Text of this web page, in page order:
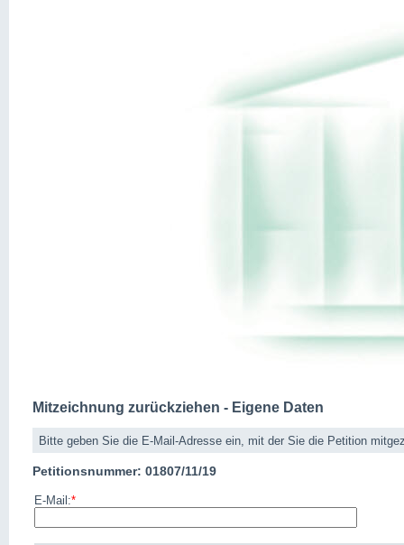
Mitzeichnung zurückziehen - Eigene Daten
Bitte geben Sie die E-Mail-Adresse ein, mit der Sie die Petition
Petitionsnummer: 01807/11/19
E-Mail:*